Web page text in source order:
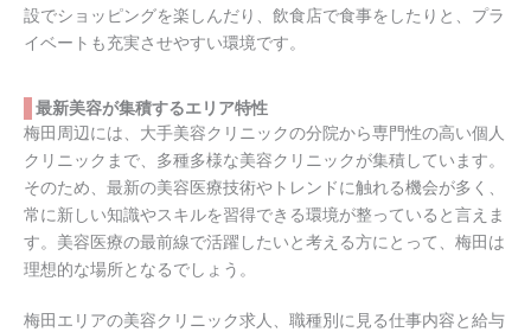
設でショッピングを楽しんだり、飲食店で食事をしたりと、プラ
イベートも充実させやすい環境です。
最新美容が集積するエリア特性
梅田周辺には、大手美容クリニックの分院から専門性の高い個人
クリニックまで、多種多様な美容クリニックが集積しています。
そのため、最新の美容医療技術やトレンドに触れる機会が多く、
常に新しい知識やスキルを習得できる環境が整っていると言えま
す。美容医療の最前線で活躍したいと考える方にとって、梅田は
理想的な場所となるでしょう。
梅田エリアの美容クリニック求人、職種別に見る仕事内容と給与